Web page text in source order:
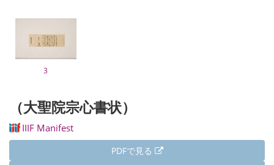
3
（大聖院宗心書状）
IIIF Manifest
PDFで見る